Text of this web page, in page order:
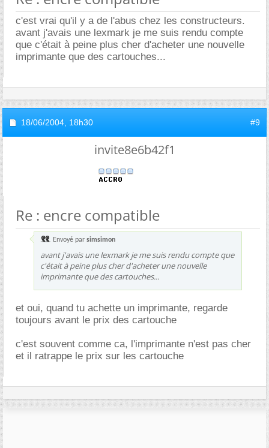
c'est vrai qu'il y a de l'abus chez les constructeurs.
avant j'avais une lexmark je me suis rendu compte
que c'était à peine plus cher d'acheter une nouvelle
imprimante que des cartouches...
18/06/2004, 18h30 #9
invite8e6b42f1
Re : encre compatible
Envoyé par simsimon
avant j'avais une lexmark je me suis rendu compte que
c'était à peine plus cher d'acheter une nouvelle
imprimante que des cartouches...
et oui, quand tu achette un imprimante, regarde
toujours avant le prix des cartouche
c'est souvent comme ca, l'imprimante n'est pas cher
et il ratrappe le prix sur les cartouche